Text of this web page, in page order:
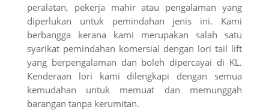
peralatan, pekerja mahir atau pengalaman yang
diperlukan untuk pemindahan jenis ini. Kami
berbangga kerana kami merupakan salah satu
syarikat pemindahan komersial dengan lori tail lift
yang berpengalaman dan boleh dipercayai di KL.
Kenderaan lori kami dilengkapi dengan semua
kemudahan untuk memuat dan memunggah
barangan tanpa kerumitan.